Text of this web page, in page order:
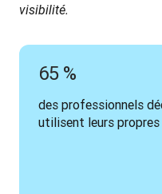
visibilité.
65 %
des professionnels
utilisent leurs